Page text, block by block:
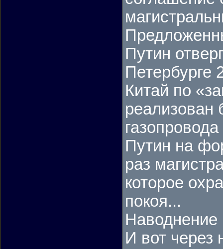
Путин
Петербурге
Китай по
реализован
Путин на
раз
которое
покоя...
И вот через